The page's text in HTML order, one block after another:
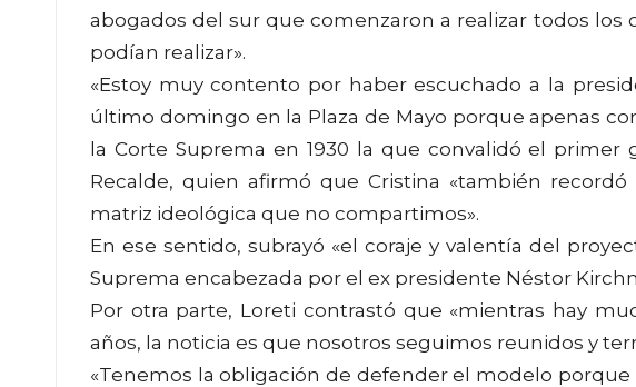
abogados del sur que comenzaron a realizar todos los
podían realizar».
«Estoy muy contento por haber escuchado a la
último domingo en la Plaza de Mayo porque apenas
la Corte Suprema en 1930 la que convalidó el primer
Recalde, quien afirmó que Cristina «también
matriz ideológica que no compartimos».
En ese sentido, subrayó «el coraje y valentía del
Suprema encabezada por el ex presidente Néstor
Por otra parte, Loreti contrastó que «mientras hay
años, la noticia es que nosotros seguimos reunidos y
«Tenemos la obligación de defender el modelo